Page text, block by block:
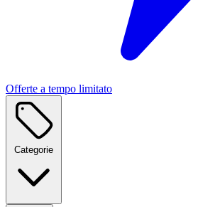
Offerte a tempo limitato
Categorie